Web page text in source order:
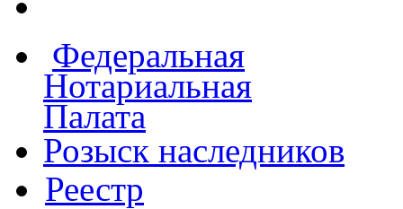
Федеральная
Нотариальная
Палата
Розыск наследников
Реестр